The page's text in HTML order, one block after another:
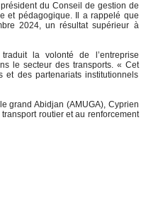
du Conseil de gestion de
et pédagogique. Il a rappelé que
2024, un résultat supérieur à
la volonté de l’entreprise
le secteur des transports. « Cet
et des partenariats institutionnels
grand Abidjan (AMUGA), Cyprien
routier et au renforcement